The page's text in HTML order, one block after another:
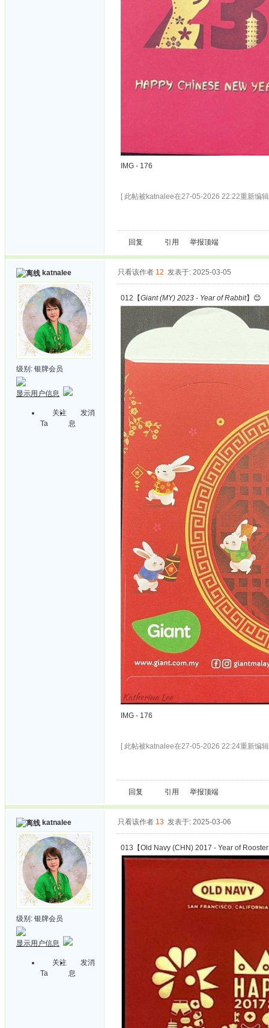
IMG - 176
[ 此帖被katnalee在27-05-2026 22:22重新编
回复 引用 举报顶端
katnalee
级别: 银牌会员
显示用户信息
关注
Ta
发消
息
只看该作者 12 发表于: 2025-03-05
012【Giant (MY) 2023 - Year of Rabbit】😊
IMG - 176
[ 此帖被katnalee在27-05-2026 22:24重新编
回复 引用 举报顶端
katnalee
级别: 银牌会员
显示用户信息
关注
Ta
发消
息
只看该作者 13 发表于: 2025-03-06
013【Old Navy (CHN) 2017 - Year of